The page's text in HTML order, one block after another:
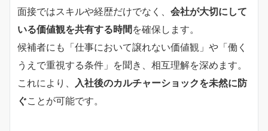
面接ではスキルや経歴だけでなく、 会社が大切にして
いる価値観を共有する時間を確保します。
候補者にも「仕事において譲れない価値観」や「働く
うえで重視する条件」を聞き、相互理解を深めます。
これにより、
入社後のカルチャーショックを未然に防
ぐことが可能です。